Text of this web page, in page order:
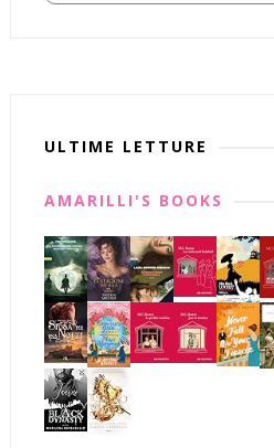
ULTIME LETTURE
AMARILLI'S BOOKS